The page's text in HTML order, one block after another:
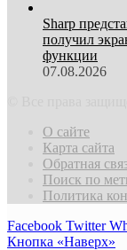
Sharp
получил
функции
07.08.2026
О сайте
Карта сайта
Обратная
Поиск по
Политика
Facebook Twitter
Кнопка «Наверх»